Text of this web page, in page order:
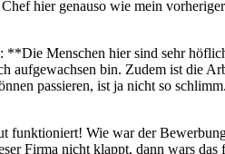
hier genauso wie mein
Menschen hier sind sehr
bin. Zudem ist die
passieren, ist ja nicht so
funktioniert! Wie war der
Firma nicht klappt, dann wars